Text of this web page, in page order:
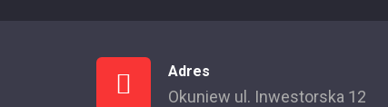
Adres
Okuniew ul. Inwestorska 12